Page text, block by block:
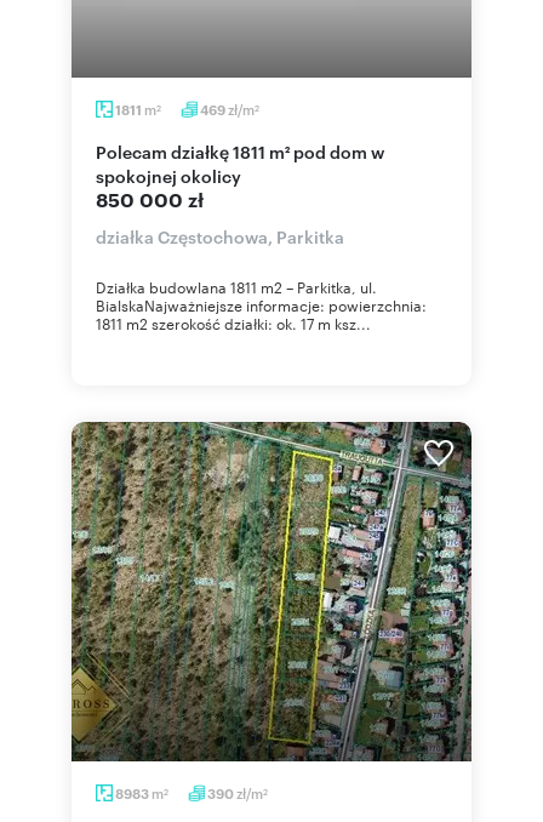
1811 m2 469zł/m2
Polecam działkę 1811 m² pod dom w
spokojnej okolicy
850 000 zł
działka Częstochowa, Parkitka
Działka budowlana 1811 m2 – Parkitka, ul.
BialskaNajważniejsze informacje: powierzchnia:
1811 m2 szerokość działki: ok. 17 m ksz...
8983 m2 390zł/m2